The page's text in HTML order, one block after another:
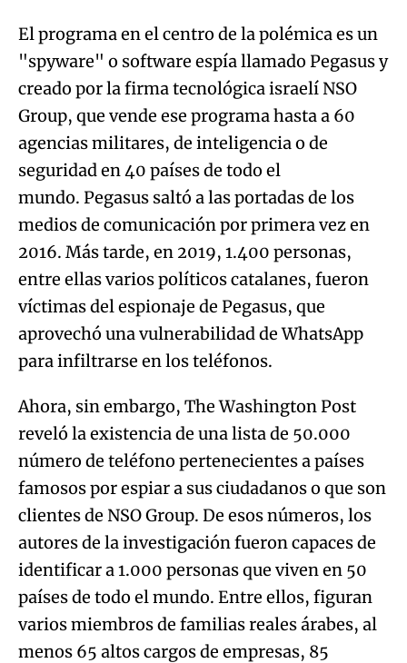
El programa en el centro de la polémica es un
"spyware" o software espía llamado Pegasus y
creado por la firma tecnológica israelí NSO
Group, que vende ese programa hasta a 60
agencias militares, de inteligencia o de
seguridad en 40 países de todo el
mundo. Pegasus saltó a las portadas de los
medios de comunicación por primera vez en
2016. Más tarde, en 2019, 1.400 personas,
entre ellas varios políticos catalanes, fueron
víctimas del espionaje de Pegasus, que
aprovechó una vulnerabilidad de WhatsApp
para infiltrarse en los teléfonos.
Ahora, sin embargo, The Washington Post
reveló la existencia de una lista de 50.000
número de teléfono pertenecientes a países
famosos por espiar a sus ciudadanos o que son
clientes de NSO Group. De esos números, los
autores de la investigación fueron capaces de
identificar a 1.000 personas que viven en 50
países de todo el mundo. Entre ellos, figuran
varios miembros de familias reales árabes, al
menos 65 altos cargos de empresas, 85